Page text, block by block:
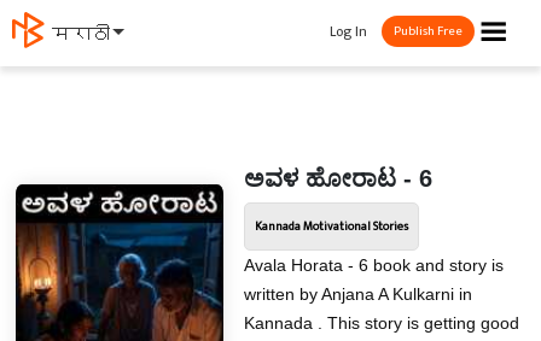
मराठी ☰
Log In Publish Free
ಅವಳ ಹೋರಾಟ - 6
Kannada Motivational Stories
Avala Horata - 6 book and story is
written by Anjana A Kulkarni in
Kannada . This story is getting good